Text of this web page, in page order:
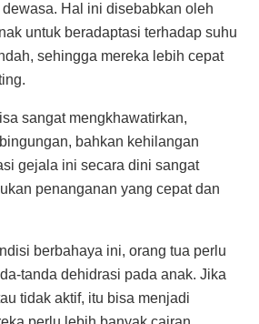
Hal ini disebabkan oleh
untuk beradaptasi terhadap suhu
sehingga mereka lebih cepat
sangat mengkhawatirkan,
bahkan kehilangan
gejala ini secara dini sangat
penanganan yang cepat dan
berbahaya ini, orang tua perlu
tanda dehidrasi pada anak. Jika
tidak aktif, itu bisa menjadi